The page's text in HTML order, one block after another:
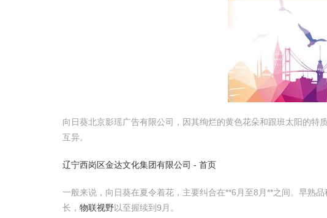
向日葵北京影瑶广告有限公司，因其绚烂的黄色花朵和跟班太阳的
互异。
辽宁西岗区金达文化集团有限公司 - 首页
一般来说，向日葵在夏令着花，主要纠合在**6月至8月**之间。早熟
长， 物联视野以至握续到9月。